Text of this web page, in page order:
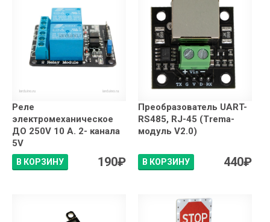
Реле
электромеханическое
ДО 250V 10 А. 2- канала
5V
В КОРЗИНУ 190₽
Преобразователь UART-
RS485, RJ-45 (Trema-
модуль V2.0)
В КОРЗИНУ 440₽